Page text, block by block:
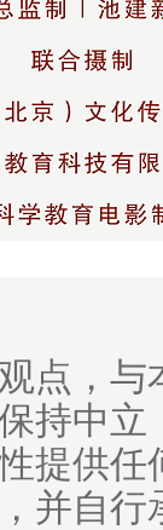
点，与
持中立
提供任
并自行